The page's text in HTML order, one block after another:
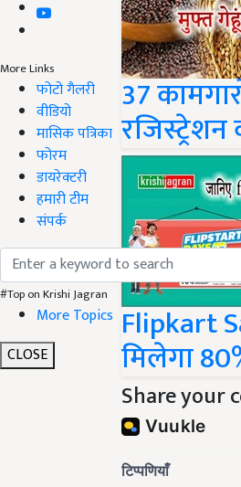
More Links
फोटो गैलरी
वीडियो
मासिक पत्रिका
फोरम
डायरेक्टरी
हमारी टीम
संपर्क
#Top on Krishi Jagran
More Topics
CLOSE
37
Flipkart
मिलेगा
Share your